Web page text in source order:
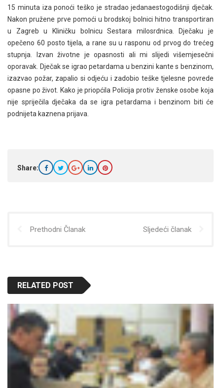
15 minuta iza ponoći teško je stradao jedanaestogodišnji dječak.
Nakon pružene prve pomoći u brodskoj bolnici hitno transportiran
u Zagreb u Kliničku bolnicu Sestara milosrdnica. Dječaku je
opečeno 60 posto tijela, a rane su u rasponu od prvog do trećeg
stupnja. Izvan životne je opasnosti ali mi slijedi višemjesečni
oporavak. Dječak se igrao petardama u benzini kante s benzinom,
izazvao požar, zapalio si odjeću i zadobio teške tjelesne povrede
opasne po život. Kako je priopćila Policija protiv ženske osobe koja
nije spriječila dječaka da se igra petardama i benzinom biti će
podnijeta kaznena prijava.
Share:
Prethodni Članak Sljedeći članak
RELATED POST